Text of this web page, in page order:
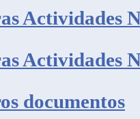
Actividades
Actividades
documentos